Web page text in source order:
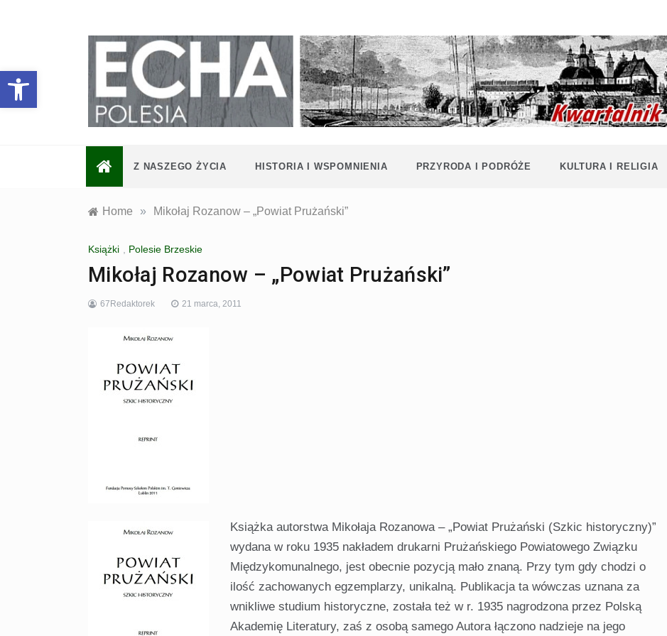
Otwórz pasek narzędzi
Echa
Polesia
współczesność
Polaków na
Polesiu.
Przyroda,
zabytki, kultura
i wspomnienia
z Polesia.
Z NASZEGO ŻYCIA HISTORIA I WSPOMNIENIA PRZYRODA I PODRÓŻE KULTURA I RELIGIA
Home » Mikołaj Rozanow – „Powiat Prużański”
Książki , Polesie Brzeskie
Mikołaj Rozanow – „Powiat Prużański”
67Redaktorek 21 marca, 2011
Książka autorstwa Mikołaja Rozanowa – „Powiat Prużański (Szkic historyczny)”
wydana w roku 1935 nakładem drukarni Prużańskiego Powiatowego Związku
Międzykomunalnego, jest obecnie pozycją mało znaną. Przy tym gdy chodzi o
ilość zachowanych egzemplarzy, unikalną. Publikacja ta wówczas uznana za
wnikliwe studium historyczne, została też w r. 1935 nagrodzona przez Polską
Akademię Literatury, zaś z osobą samego Autora łączono nadzieje na jego